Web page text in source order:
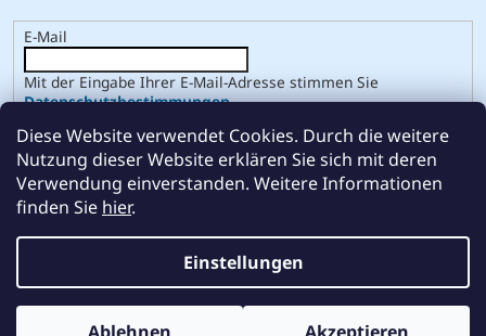
Diese Website verwendet Cookies. Durch die weitere
Nutzung dieser Website erklären Sie sich mit deren
Verwendung einverstanden. Weitere Informationen
finden Sie hier.
Einstellungen
E-Mail
Mit der Eingabe Ihrer E-Mail-Adresse stimmen Sie
Datenschutzbestimmungen.
ANMELDEN
Copyright 2026ABSE. Alle Rechte vorbehalten.Cookie-